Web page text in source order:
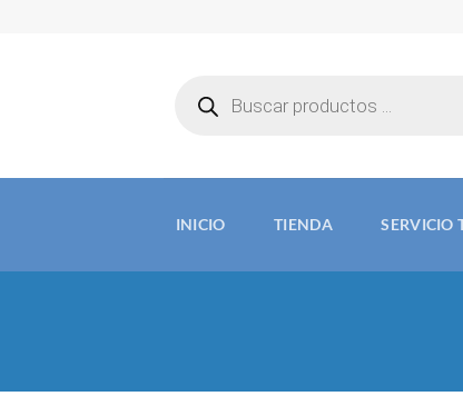
productos
INICIO TIENDA SERVICIO